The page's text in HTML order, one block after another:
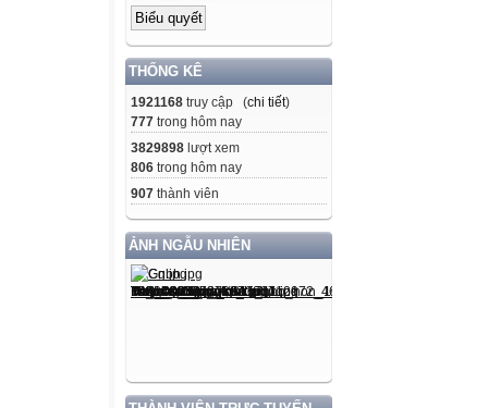
THỐNG KÊ
1921168 truy cập (chi tiết)
777 trong hôm nay
3829898 lượt xem
806 trong hôm nay
907 thành viên
ẢNH NGẪU NHIÊN